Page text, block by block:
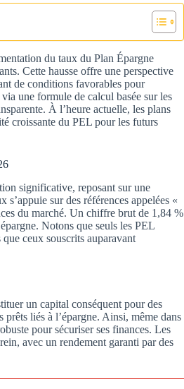
du taux du Plan Épargne
Cette hausse offre une perspective
de conditions favorables pour
une formule de calcul basée sur les
À l’heure actuelle, les plans
croissante du PEL pour les futurs
significative, reposant sur une
sur des références appelées «
du marché. Un chiffre brut de 1,84 %
Notons que seuls les PEL
ceux souscrits auparavant
un capital conséquent pour des
liés à l’épargne. Ainsi, même dans
pour sécuriser ses finances. Les
avec un rendement garanti par des